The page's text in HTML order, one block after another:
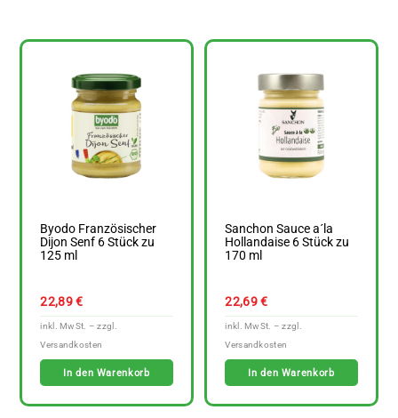
Byodo Französischer
Dijon Senf 6 Stück zu
125 ml
22,89€
In den Warenkorb
Sanchon Sauce a´la
Hollandaise 6 Stück zu
170 ml
22,69€
In den Warenkorb